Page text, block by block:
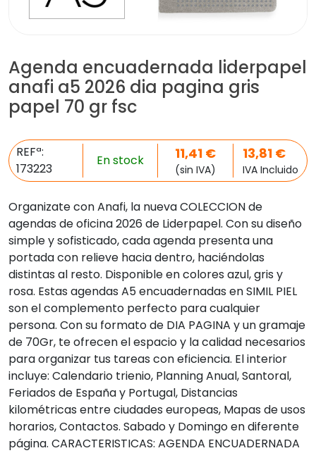
Agenda encuadernada liderpapel
anafi a5 2026 dia pagina gris
papel 70 gr fsc
REFª:
173223
En stock 11,41 €
(sin IVA)
13,81 €
IVA Incluido
Organizate con Anafi, la nueva COLECCION de
agendas de oficina 2026 de Liderpapel. Con su diseño
simple y sofisticado, cada agenda presenta una
portada con relieve hacia dentro, haciéndolas
distintas al resto. Disponible en colores azul, gris y
rosa. Estas agendas A5 encuadernadas en SIMIL PIEL
son el complemento perfecto para cualquier
persona. Con su formato de DIA PAGINA y un gramaje
de 70Gr, te ofrecen el espacio y la calidad necesarios
para organizar tus tareas con eficiencia. El interior
incluye: Calendario trienio, Planning Anual, Santoral,
Feriados de España y Portugal, Distancias
kilométricas entre ciudades europeas, Mapas de usos
horarios, Contactos. Sabado y Domingo en diferente
página. CARACTERISTICAS: AGENDA ENCUADERNADA